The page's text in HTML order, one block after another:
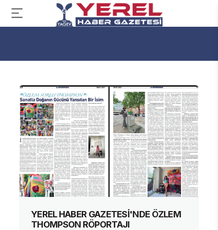
YEREL HABER GAZETESİ'NDE ÖZLEM
THOMPSON RÖPORTAJI